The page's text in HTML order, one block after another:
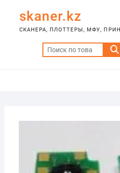
content
skaner.kz
СКАНЕРА, ПЛОТТЕРЫ, МФУ,